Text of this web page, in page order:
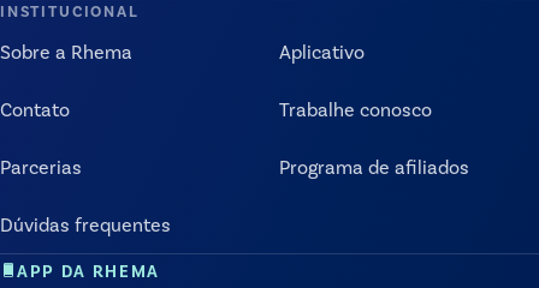
INSTITUCIONAL
Sobre a Rhema Aplicativo
Contato Trabalhe conosco
Parcerias Programa de afiliados
Dúvidas frequentes
APP DA RHEMA